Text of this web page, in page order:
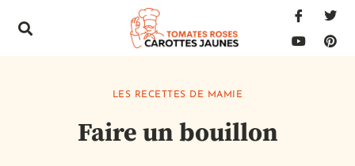
LES RECETTES DE MAMIE
Faire un bouillon